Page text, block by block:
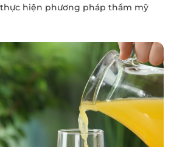
hiện phương pháp thẩm mỹ